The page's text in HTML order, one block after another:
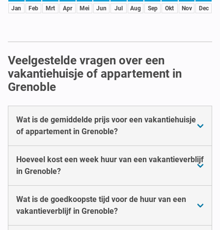
Jan Feb Mrt Apr Mei Jun Jul Aug Sep Okt Nov Dec
Veelgestelde vragen over een
vakantiehuisje of appartement in
Grenoble
Wat is de gemiddelde prijs voor een vakantiehuisje
of appartement in Grenoble?
Hoeveel kost een week huur van een vakantieverblijf
in Grenoble?
Wat is de goedkoopste tijd voor de huur van een
vakantieverblijf in Grenoble?